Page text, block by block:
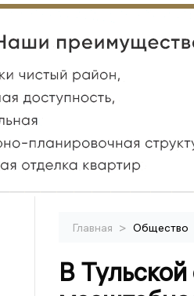
Главная > Общество
В